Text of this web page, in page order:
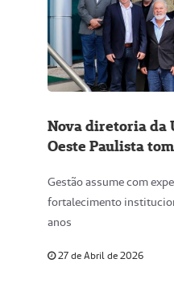
Nova diretoria da
Oeste Paulista
Gestão assume com
fortalecimento
anos
27 de Abril de 2026